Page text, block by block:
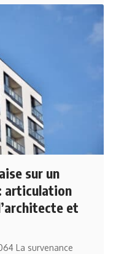
sur un
articulation
et
La survenance